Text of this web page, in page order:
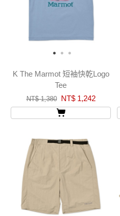
K The Marmot 短袖快乾Logo
Tee
NT$ 1,380 NT$ 1,242